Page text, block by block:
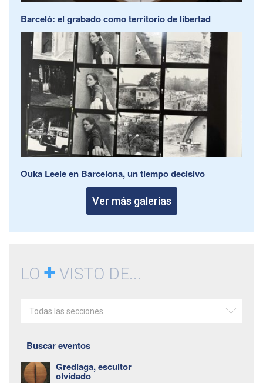
Barceló: el grabado como territorio de libertad
Ouka Leele en Barcelona, un tiempo decisivo
Ver más galerías
LO + VISTO DE...
Todas las secciones
Buscar eventos
Grediaga, escultor
olvidado